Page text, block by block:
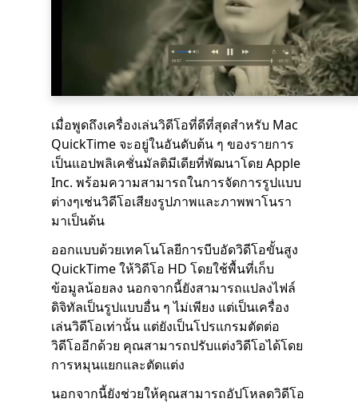
เมื่อพูดถึงเครื่องเล่นวิดีโอที่ดีที่สุดสำหรับ Mac
QuickTime จะอยู่ในอันดับต้น ๆ ของรายการ
เป็นแอปพลิเคชั่นมัลติมีเดียที่พัฒนาโดย Apple
Inc. พร้อมความสามารถในการจัดการรูปแบบ
ต่างๆเช่นวิดีโอเสียงรูปภาพและภาพพาโนรา
มาเป็นต้น
ออกแบบด้วยเทคโนโลยีการบีบอัดวิดีโอขั้นสูง
QuickTime ให้วิดีโอ HD โดยใช้พื้นที่เก็บ
ข้อมูลน้อยลง นอกจากนี้ยังสามารถแปลงไฟล์
ดิจิทัลเป็นรูปแบบอื่น ๆ ไม่เพียง แต่เป็นเครื่อง
เล่นวิดีโอเท่านั้น แต่ยังเป็นโปรแกรมตัดต่อ
วิดีโออีกด้วย คุณสามารถปรับแต่งวิดีโอได้โดย
การหมุนแยกและตัดแต่ง
นอกจากนี้ยังช่วยให้คุณสามารถอัปโหลดวิดีโอ